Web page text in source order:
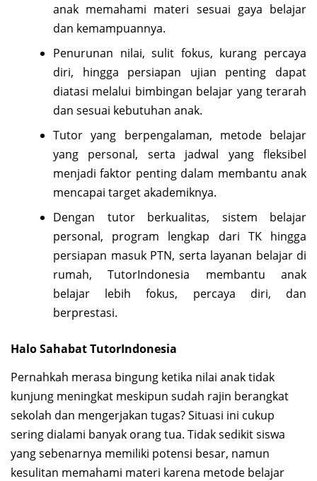
anak memahami materi sesuai gaya belajar
dan kemampuannya.
Penurunan nilai, sulit fokus, kurang percaya
diri, hingga persiapan ujian penting dapat
diatasi melalui bimbingan belajar yang terarah
dan sesuai kebutuhan anak.
Tutor yang berpengalaman, metode belajar
yang personal, serta jadwal yang fleksibel
menjadi faktor penting dalam membantu anak
mencapai target akademiknya.
Dengan tutor berkualitas, sistem belajar
personal, program lengkap dari TK hingga
persiapan masuk PTN, serta layanan belajar di
rumah, TutorIndonesia membantu anak
belajar lebih fokus, percaya diri, dan
berprestasi.
Halo Sahabat TutorIndonesia
Pernahkah merasa bingung ketika nilai anak tidak
kunjung meningkat meskipun sudah rajin berangkat
sekolah dan mengerjakan tugas? Situasi ini cukup
sering dialami banyak orang tua. Tidak sedikit siswa
yang sebenarnya memiliki potensi besar, namun
kesulitan memahami materi karena metode belajar